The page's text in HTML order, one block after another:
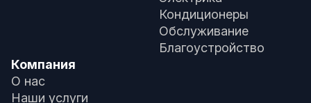
Кондиционеры
Обслуживание
Благоустройство
Компания
О нас
Наши услуги